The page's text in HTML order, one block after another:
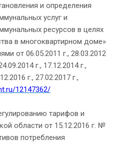
и определения
услуг и
ресурсов в целях
в многоквартирном доме»
от 06.05.2011 г., 28.03.2012
г., 17.12.2014 г.,
г., 27.02.2017 г.,
12147362/
тарифов и
области от 15.12.2016 г. №
потребления